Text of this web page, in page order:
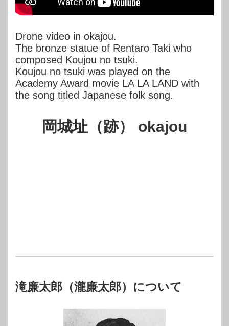
Drone video in okajou.
The bronze statue of Rentaro Taki who
composed Koujou no tsuki.
Koujou no tsuki was played on the
Academy Award movie LA LA LAND with
the song titled Japanese folk song.
岡城址（跡） okajou
滝廉太郎（瀧廉太郎）について